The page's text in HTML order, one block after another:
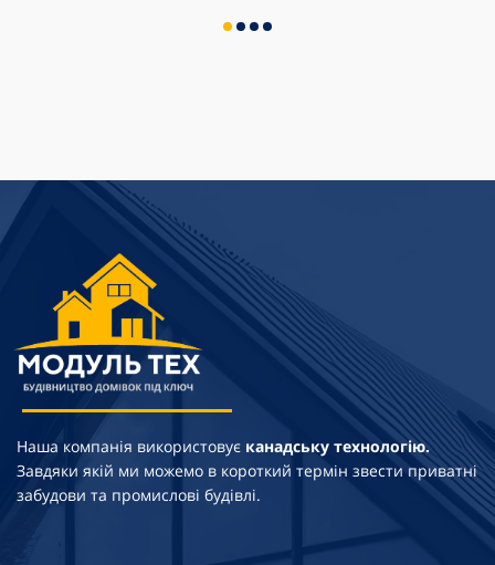
Наша компанія використовує канадську технологію.
Завдяки якій ми можемо в короткий термін звести приватні
забудови та промислові будівлі.